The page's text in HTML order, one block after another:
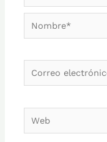
Nombre*
Correo
electrónico*
Web